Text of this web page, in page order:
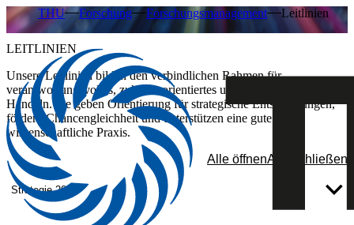
THU Forschung Forschungsmanagement Leitlinien
LEITLINIEN
Unsere Leitlinien bilden den verbindlichen Rahmen für
verantwortungsvolles, zukunftsorientiertes und qualitätsorientiertes
Handeln. Sie geben Orientierung für strategische Entscheidungen,
fördern Chancengleichheit und unterstützen eine gute
wissenschaftliche Praxis.
Alle öffnenAlle schließen
Strategie 2033